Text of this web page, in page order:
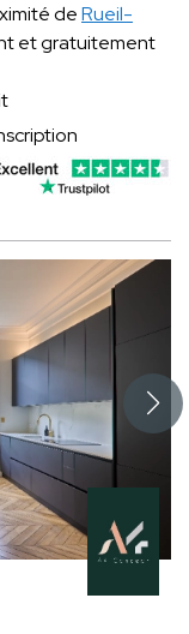
deRueil-
et gratuitement